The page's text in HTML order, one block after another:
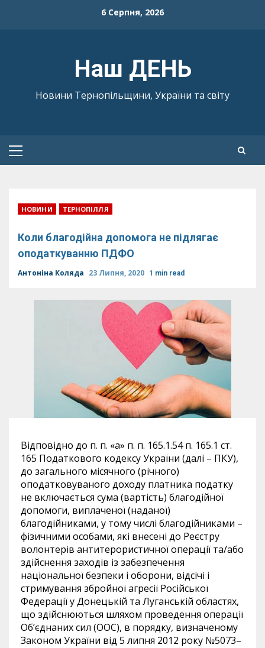
6 Серпня, 2026
Наш ДЕНЬ
Новини Тернопільщини, України та світу
Primary
НОВИНИ ТЕРНОПІЛЛЯ
Коли благодійна допомога не підлягає
оподаткуванню ПДФО
Антоніна Коляда 23 Липня, 2020 1 min read
Відповідно до п. п. «а» п. п. 165.1.54 п. 165.1 ст.
165 Податкового кодексу України (далі – ПКУ),
до загального місячного (річного)
оподатковуваного доходу платника податку
не включається сума (вартість) благодійної
допомоги, виплаченої (наданої)
благодійниками, у тому числі благодійниками –
фізичними особами, які внесені до Реєстру
волонтерів антитерористичної операції та/або
здійснення заходів із забезпечення
національної безпеки і оборони, відсічі і
стримування збройної агресії Російської
Федерації у Донецькій та Луганській областях,
що здійснюються шляхом проведення операції
Об’єднаних сил (ООС), в порядку, визначеному
Законом України від 5 липня 2012 року №5073–